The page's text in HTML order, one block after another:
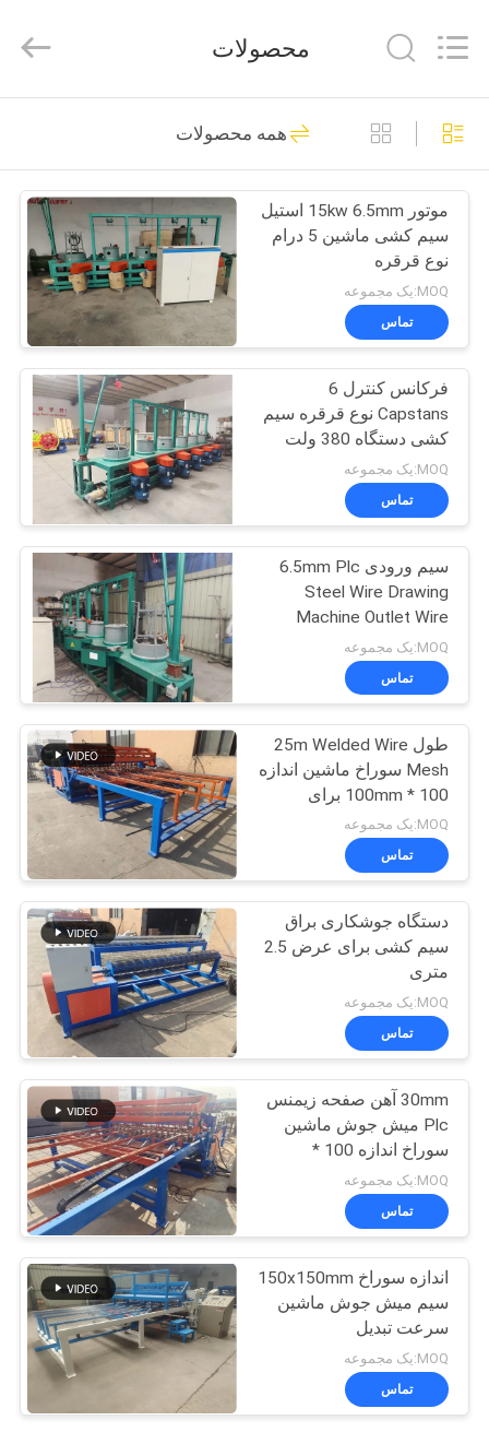
صفحه
اصلی
محصولات
نمایش
واقعیت
مجازی
درباره
تور
کارخانه
کنترل
کیفیت
تماس
بگیرید
درخواست
نقل قول
نقشه
سایت
PRIVACY
POLICY
Mesh
Products
All
Reserved.
سیم جوش ماشین
آلات
101
تقویت کننده دستگاه
جوش مش
70
دستگاه جوش مش
مشبک
61
دستگاه جوش پانل
مش
27
دستگاه حصار گره
ثابت
33
دستگاه جوش مش
ساخت و ساز
23
محصولات
همه محصولات
موتور 15kw 6.5mm استیل
سیم کشی ماشین 5 درام
نوع قرقره
MOQ:یک مجموعه
تماس
فرکانس کنترل 6
Capstans نوع قرقره سیم
کشی دستگاه 380 ولت
MOQ:یک مجموعه
تماس
سیم ورودی 6.5mm Plc
Steel Wire Drawing
Machine Outlet Wire
2.8mm Motor 15kw
MOQ:یک مجموعه
تماس
طول 25m Welded Wire
Mesh سوراخ ماشین اندازه
100 * 100mm برای
ساخت سقف
MOQ:یک مجموعه
تماس
دستگاه جوشکاری براق
سیم کشی برای عرض 2.5
متری
MOQ:یک مجموعه
تماس
30mm آهن صفحه زیمنس
Plc میش جوش ماشین
سوراخ اندازه 100 *
100mm
MOQ:یک مجموعه
تماس
اندازه سوراخ 150x150mm
سیم میش جوش ماشین
سرعت تبدیل
MOQ:یک مجموعه
تماس